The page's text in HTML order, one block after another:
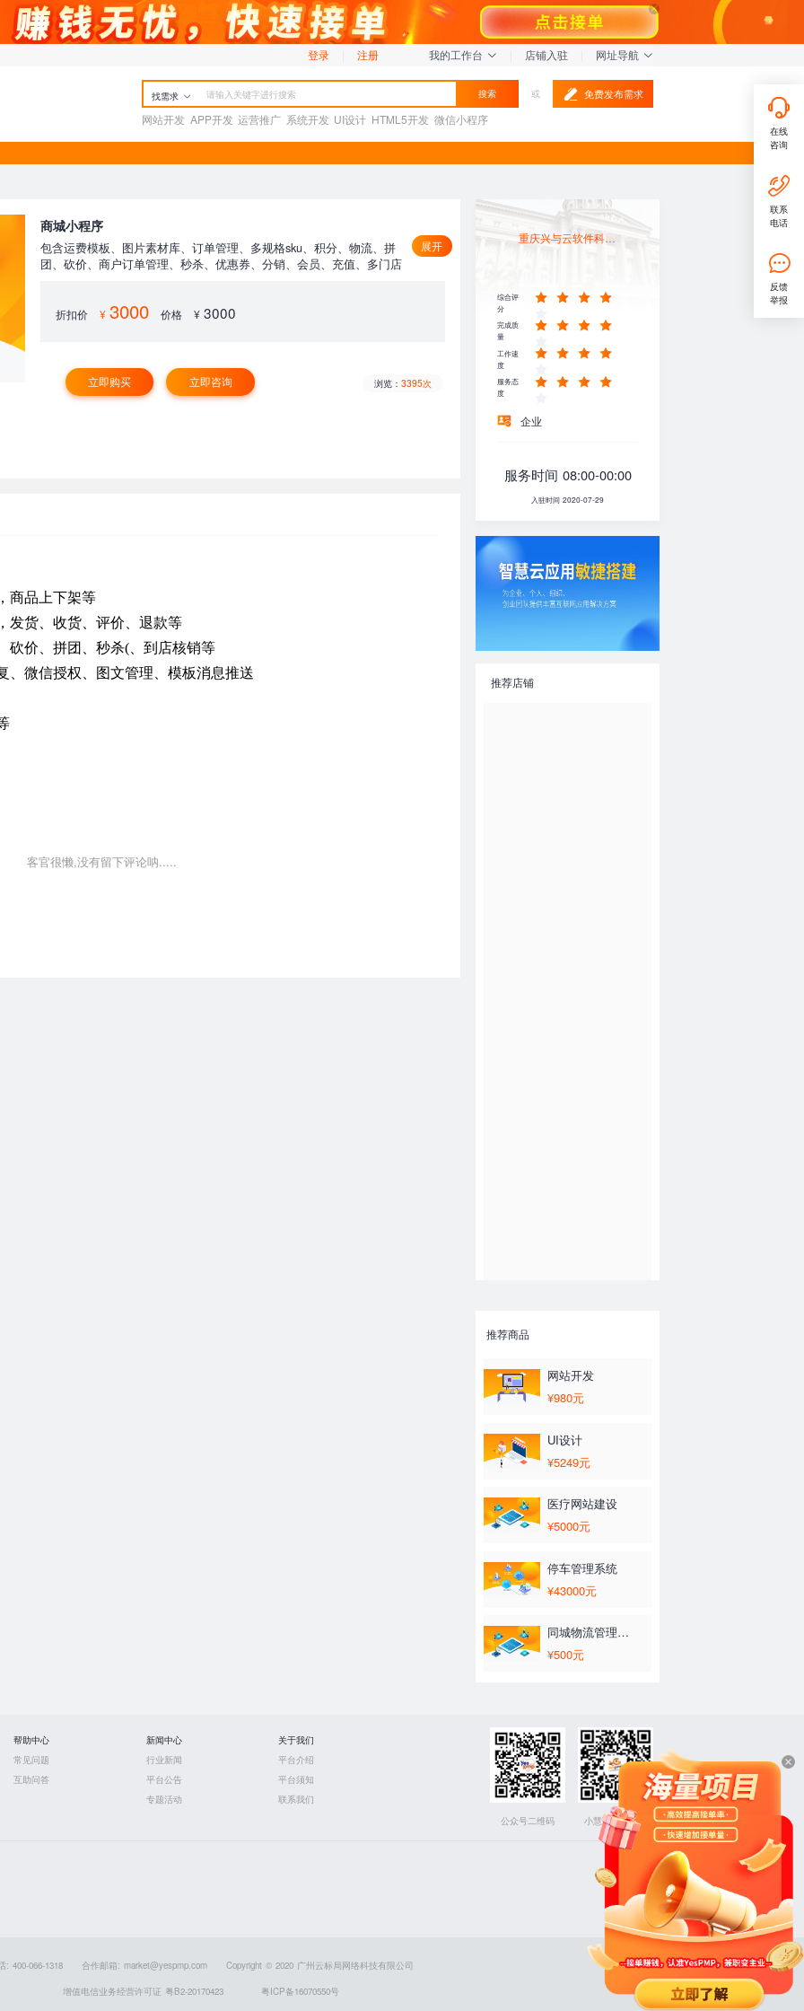
登录 注册 我的工作台 店铺入驻 网址导航
找需求 搜索
网站开发 APP开发 运营推广 系统开发 UI设计 HTML5开发 微信小程序
或 免费发布需求
商城小程序
包含运费模板、图片素材库、订单管理、多规格sku、积分、物流、拼
团、砍价、商户订单管理、秒杀、优惠券、分销、会员、充值、多门店
折扣价 ¥3000 价格 ¥ 3000
立即购买 立即咨询 浏览：3395次
商品上下架等
发货、收货、评价、退款等
砍价、拼团、秒杀(、到店核销等
、微信授权、图文管理、模板消息推送
客官很懒,没有留下评论呐.....
重庆兴与云软件科技有限公司
综合评
分
完成质
量
工作速
度
服务态
度
企业
服务时间 08:00-00:00
入驻时间 2020-07-29
推荐店铺
推荐商品
网站开发
¥980元
UI设计
¥5249元
医疗网站建设
¥5000元
停车管理系统
¥43000元
同城物流管理系统
¥500元
帮助中心
常见问题
互助问答
新闻中心
行业新闻
平台公告
专题活动
关于我们
平台介绍
平台须知
联系我们
公众号二维码
小慧下载二维码
: 400-066-1318 合作邮箱: market@yespmp.com Copyright © 2020 广州云标局网络科技有限公司
增值电信业务经营许可证 粤B2-20170423 粤ICP备16070550号
在线
咨询
联系
电话
反馈
举报